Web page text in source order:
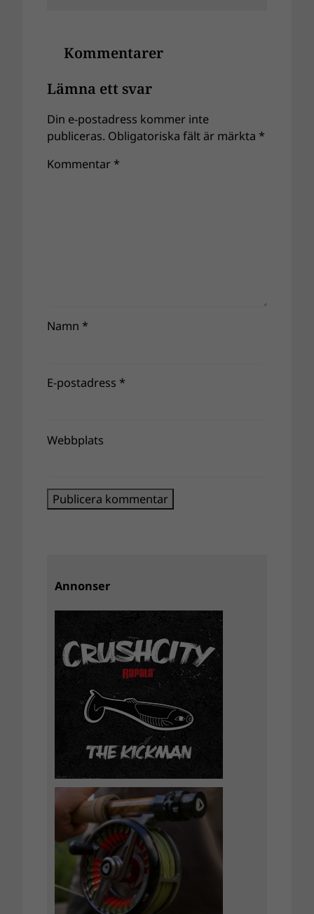
Kommentarer
Lämna ett svar
Din e-postadress kommer inte
publiceras. Obligatoriska fält är märkta *
Kommentar *
Namn *
E-postadress *
Webbplats
Annonser